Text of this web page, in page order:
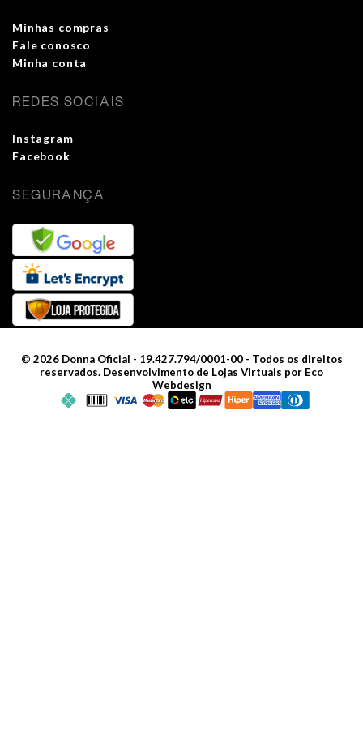
Minhas compras
Fale conosco
Minha conta
REDES SOCIAIS
Instagram
Facebook
SEGURANÇA
© 2026Donna Oficial - 19.427.794/0001-00 - Todos os direitos
reservados. Desenvolvimento de Lojas Virtuais por Eco
Webdesign